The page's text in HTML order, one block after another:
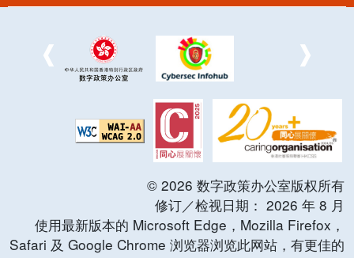
© 2026 数字政策办公室版权所有
修订／检视日期： 2026 年 8 月
使用最新版本的 Microsoft Edge，Mozilla Firefox，
Safari 及 Google Chrome 浏览器浏览此网站，有更佳的